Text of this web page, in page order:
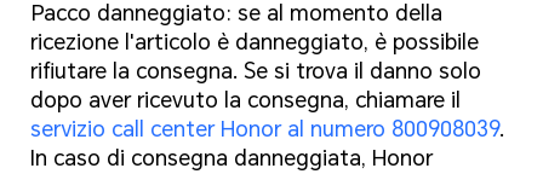
Pacco danneggiato: se al momento della
ricezione l'articolo è danneggiato, è possibile
rifiutare la consegna. Se si trova il danno solo
dopo aver ricevuto la consegna, chiamare il
servizio call center Honor al numero 800908039.
In caso di consegna danneggiata, Honor